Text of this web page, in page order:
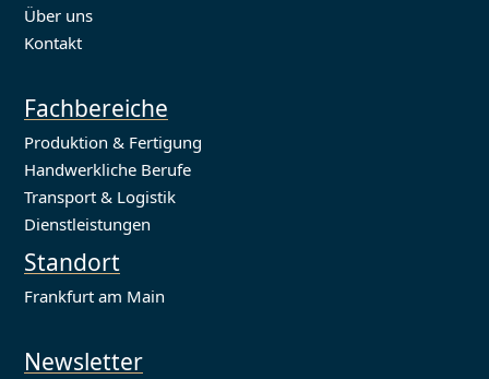
Über uns
Kontakt
Fachbereiche
Produktion & Fertigung
Handwerkliche Berufe
Transport & Logistik
Dienstleistungen
Standort
Frankfurt am Main
Newsletter